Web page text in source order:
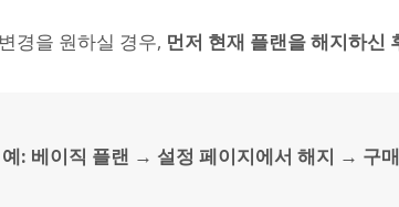
경을 원하실 경우, 먼저 현재 플랜을 해지하신
예: 베이직 플랜 → 설정 페이지에서 해지 → 구